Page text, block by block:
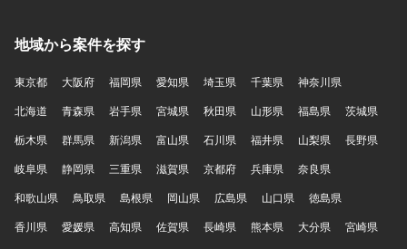
地域から案件を探す
東京都 大阪府 福岡県 愛知県 埼玉県 千葉県
神奈川県
北海道
青森県 岩手県 宮城県 秋田県 山形県 福島県
茨城県
栃木県
群馬県 新潟県 富山県 石川県 福井県 山梨県
長野県
岐阜県
静岡県 三重県 滋賀県 京都府 兵庫県
奈良県
和歌山県
鳥取県 島根県 岡山県 広島県 山口県
徳島県
香川県
愛媛県 高知県 佐賀県 長崎県 熊本県 大分県
宮崎県